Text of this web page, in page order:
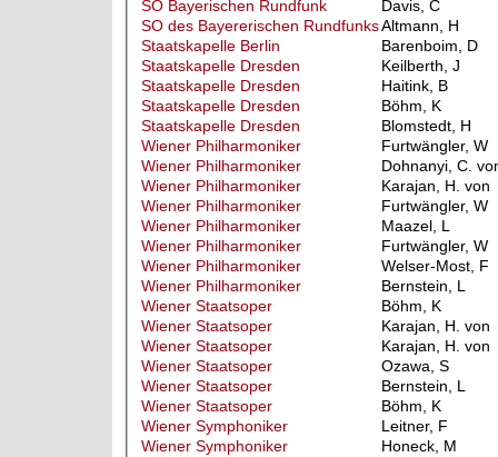
SO Bayerischen Rundfunk
Davis, C
SO des Bayererischen RundfunksAltmann, H
Staatskapelle Berlin
Barenboim, D
Staatskapelle Dresden
Keilberth, J
Staatskapelle Dresden
Haitink, B
Staatskapelle Dresden
Böhm, K
Staatskapelle Dresden
Blomstedt, H
Wiener Philharmoniker
Furtwängler, W
Wiener Philharmoniker
Dohnanyi, C.
Wiener Philharmoniker
Karajan, H. von
Wiener Philharmoniker
Furtwängler, W
Wiener Philharmoniker
Maazel, L
Wiener Philharmoniker
Furtwängler, W
Wiener Philharmoniker
Welser-Most, F
Wiener Philharmoniker
Bernstein, L
Wiener Staatsoper
Böhm, K
Wiener Staatsoper
Karajan, H. von
Wiener Staatsoper
Karajan, H. von
Wiener Staatsoper
Ozawa, S
Wiener Staatsoper
Bernstein, L
Wiener Staatsoper
Böhm, K
Wiener Symphoniker
Leitner, F
Wiener Symphoniker
Honeck, M